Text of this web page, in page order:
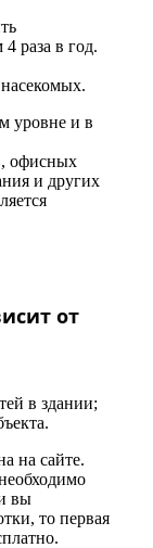
раза в год.
уровне и в
офисных
и других
от
в здании;
на сайте.
вы
то первая